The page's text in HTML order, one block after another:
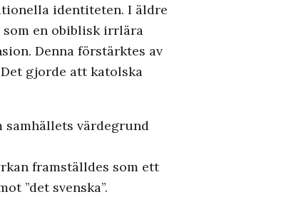
identiteten. I äldre
en obiblisk irrlära
Denna förstärktes av
gjorde att katolska
värdegrund
framställdes som ett
”det svenska”.